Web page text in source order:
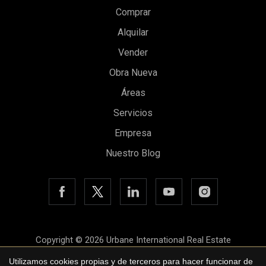
Comprar
Alquilar
Vender
Obra Nueva
Áreas
Servicios
Empresa
Nuestro Blog
Copyright © 2026 Urbane International Real Estate
Aviso legal
Utilizamos cookies propias y de terceros para hacer funcionar de
Guardar configuración